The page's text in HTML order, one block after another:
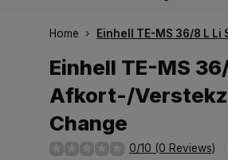
Home Einhell TE-MS 36/8 L
Einhell TE-MS
Afkort-/
Change
0/10 (0 Reviews)